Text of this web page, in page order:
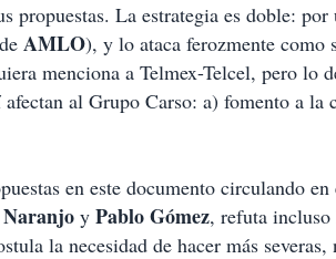
propuestas. La estrategia es doble:
AMLO), y lo ataca ferozmente como
menciona a Telmex-Telcel, pero lo
afectan al Grupo Carso: a) fomento a
en este documento circulando
Naranjo y Pablo Gómez, refuta incluso
la necesidad de hacer más